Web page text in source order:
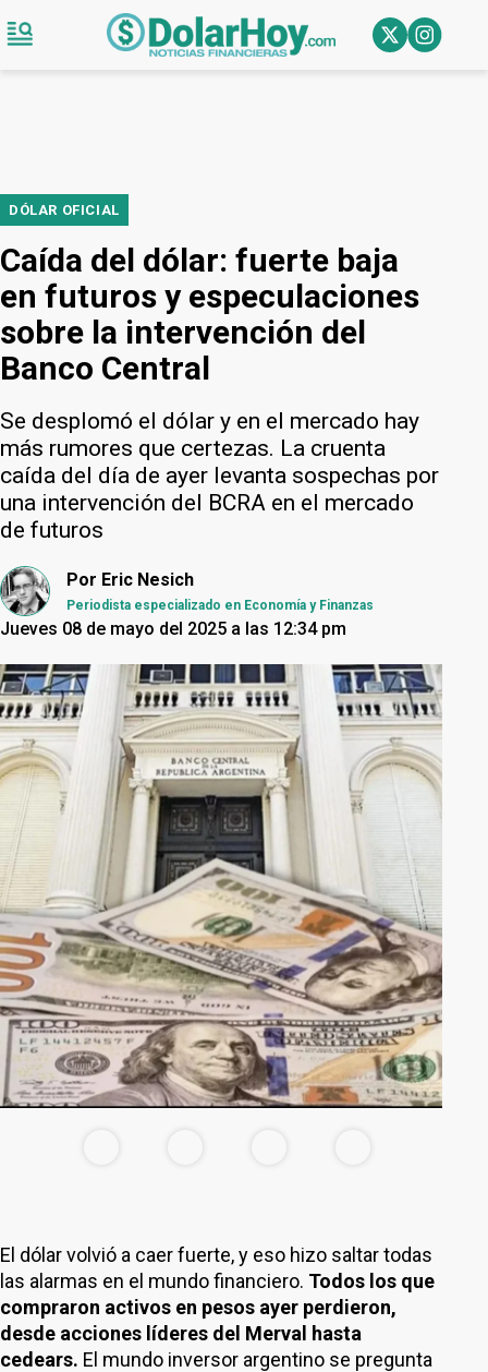
DÓLAR OFICIAL
Caída del dólar: fuerte baja
en futuros y especulaciones
sobre la intervención del
Banco Central
Se desplomó el dólar y en el mercado hay
más rumores que certezas. La cruenta
caída del día de ayer levanta sospechas por
una intervención del BCRA en el mercado
de futuros
Por Eric Nesich
Periodista especializado en Economía y Finanzas
Jueves 08 de mayo del 2025 a las 12:34 pm
El dólar volvió a caer fuerte, y eso hizo saltar todas
las alarmas en el mundo financiero. Todos los que
compraron activos en pesos ayer perdieron,
desde acciones líderes del Merval hasta
cedears. El mundo inversor argentino se pregunta